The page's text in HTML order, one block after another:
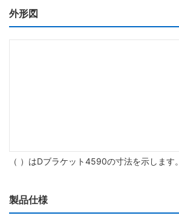
外形図
（ ）はDブラケット4590の寸法を示します。
製品仕様